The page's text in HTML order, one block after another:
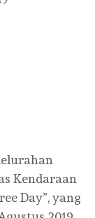
Kendaraan
Day”, yang